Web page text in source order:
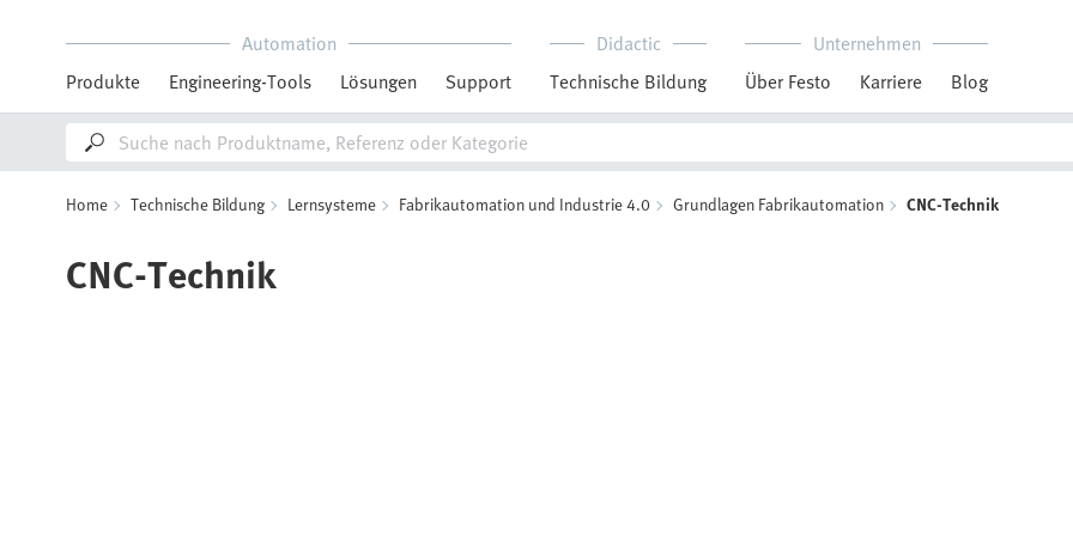
Automation
Produkte
Engineering-Tools Lösungen Support
Didactic
Technische Bildung
Unternehmen
Über Festo
Karriere Blog
Home Technische Bildung Lernsysteme Fabrikautomation und Industrie 4.0 Grundlagen Fabrikautomation CNC-Technik
CNC-Technik